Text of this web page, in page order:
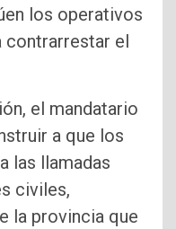
los operativos
contrarrestar el
el mandatario
a que los
las llamadas
civiles,
la provincia que